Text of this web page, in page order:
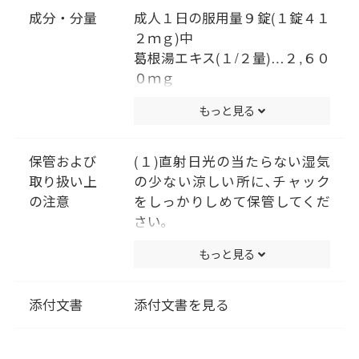
護者の指導監督のもとに服用さ
せてください。
成分・分量
成人１日の服用量９錠(１錠４１
２ｍｇ)中
葛根湯エキス(１/２量)…２,６０
０ｍｇ
ソウ各２.０ｇ､ケイヒ･シャクヤ
ショウキョウ０.５ｇより抽
出。〕
添加物として､ヒドロキシプロピ
ルセルロース､タルク､二酸化ケ
ポビドン､ステアリン酸Ｍｇ､ポ
酸･メタクリル酸メチル共重合
体､酸化チタン､カルナウバロウ
もっと見る
保管および
取り扱い上
の注意
(１)直射日光の当たらない湿気
の少ない涼しい所に､チャック
をしっかりしめて保管してくだ
さい｡
管してください｡
ください｡(誤用の原因になった
もっと見る
添付文書 添付文書を見る